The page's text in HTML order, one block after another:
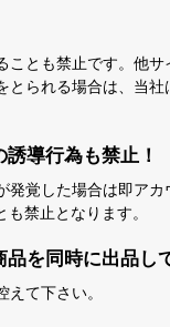
とも禁止です。他
られる場合は、当
導行為も禁止！
覚した場合は即ア
禁止となります。
を同時に出品し
て下さい。